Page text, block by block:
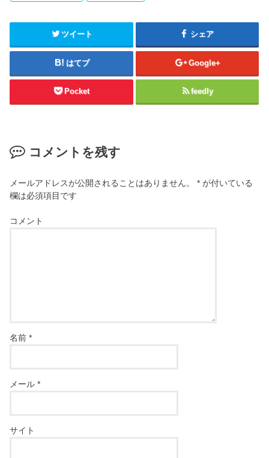
ツイート シェア
はてブ Google+
Pocket feedly
コメントを残す
メールアドレスが公開されることはありません。 * が付いている
欄は必須項目です
コメント
名前*
メール*
サイト